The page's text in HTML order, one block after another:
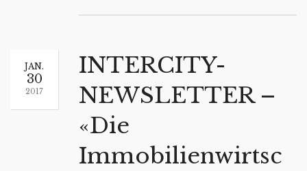
JAN.
30
2017
INTERCITY-
NEWSLETTER –
«Die
Immobilienwirtsc